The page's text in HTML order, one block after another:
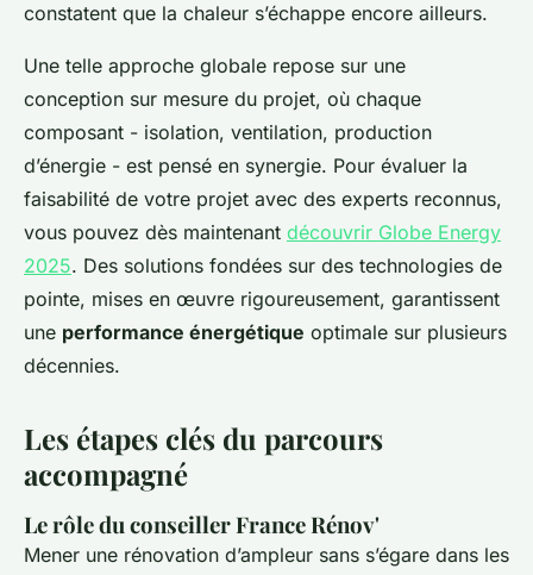
constatent que la chaleur s’échappe encore ailleurs.
Une telle approche globale repose sur une
conception sur mesure du projet, où chaque
composant - isolation, ventilation, production
d’énergie - est pensé en synergie. Pour évaluer la
faisabilité de votre projet avec des experts reconnus,
vous pouvez dès maintenant découvrir Globe Energy
2025. Des solutions fondées sur des technologies de
pointe, mises en œuvre rigoureusement, garantissent
une performance énergétique optimale sur plusieurs
décennies.
Les étapes clés du parcours
accompagné
Le rôle du conseiller France Rénov'
Mener une rénovation d’ampleur sans s’égare dans les